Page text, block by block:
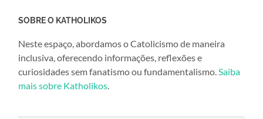
SOBRE O KATHOLIKOS
Neste espaço, abordamos o Catolicismo de maneira
inclusiva, oferecendo informações, reflexões e
curiosidades sem fanatismo ou fundamentalismo.Saiba
mais sobre Katholikos.